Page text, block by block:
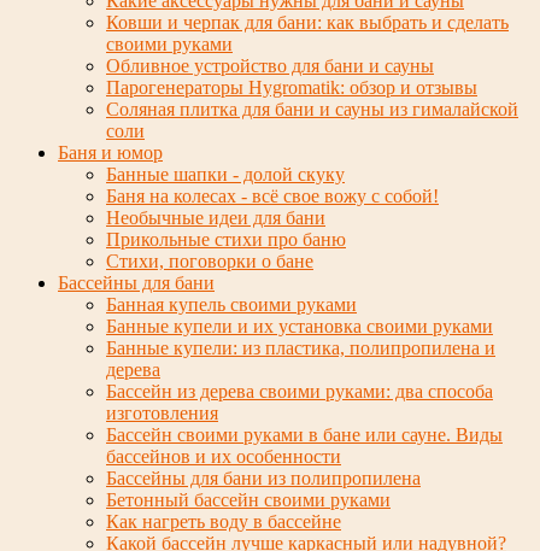
Ковши и черпак для бани: как выбрать и сделать
своими руками
Обливное устройство для бани и сауны
Парогенераторы Hygromatik: обзор и отзывы
Соляная плитка для бани и сауны из гималайской
соли
Баня и юмор
Банные шапки - долой скуку
Баня на колесах - всё свое вожу с собой!
Необычные идеи для бани
Прикольные стихи про баню
Стихи, поговорки о бане
Бассейны для бани
Банная купель своими руками
Банные купели и их установка своими руками
Банные купели: из пластика, полипропилена и
дерева
Бассейн из дерева своими руками: два способа
изготовления
Бассейн своими руками в бане или сауне. Виды
бассейнов и их особенности
Бассейны для бани из полипропилена
Бетонный бассейн своими руками
Как нагреть воду в бассейне
Какой бассейн лучше каркасный или надувной?